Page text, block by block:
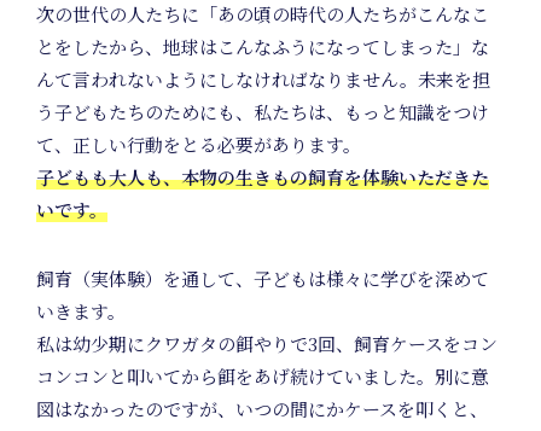
次の世代の人たちに「あの頃の時代の人たちがこんなこ
とをしたから、地球はこんなふうになってしまった」な
んて言われないようにしなければなりません。未来を担
う子どもたちのためにも、私たちは、もっと知識をつけ
て、正しい行動をとる必要があります。
子どもも大人も、本物の生きもの飼育を体験いただきた
いです。
飼育（実体験）を通して、子どもは様々に学びを深めて
いきます。
私は幼少期にクワガタの餌やりで3回、飼育ケースをコン
コンコンと叩いてから餌をあげ続けていました。別に意
図はなかったのですが、いつの間にかケースを叩くと、